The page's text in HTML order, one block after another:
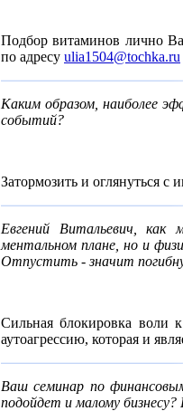
Подбор витаминов лично
по адресу ulia1504@tochka.ru
Каким образом, наиболее
событий?
Затормозить и оглянуться с
Евгений Витальевич,
ментальном плане, но и
Отпустить - значит
Сильная блокировка воли
аутоагрессию, которая и
Ваш семинар по
подойдет и малому